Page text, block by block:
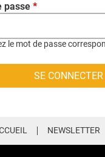
passe *
le mot de passe
NEWSLETTER